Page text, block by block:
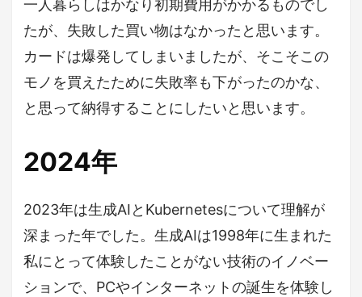
一人暮らしはかなり初期費用がかかるものでし
たが、失敗した買い物はなかったと思います。
カードは爆発してしまいましたが、そこそこの
モノを買えたために失敗率も下がったのかな、
と思って納得することにしたいと思います。
2024年
2023年は生成AIとKubernetesについて理解が
深まった年でした。生成AIは1998年に生まれた
私にとって体験したことがない技術のイノベー
ションで、PCやインターネットの誕生を体験し